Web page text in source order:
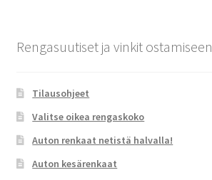
Rengasuutiset ja vinkit ostamiseen
Tilausohjeet
Valitse oikea rengaskoko
Auton renkaat netistä halvalla!
Auton kesärenkaat